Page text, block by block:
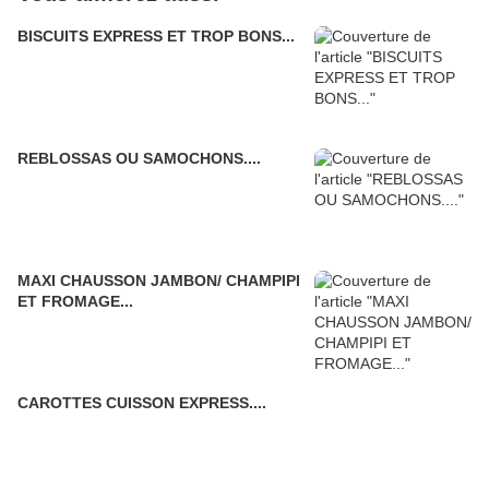
BISCUITS EXPRESS ET TROP BONS...
REBLOSSAS OU SAMOCHONS....
MAXI CHAUSSON JAMBON/ CHAMPIPI
ET FROMAGE...
CAROTTES CUISSON EXPRESS....